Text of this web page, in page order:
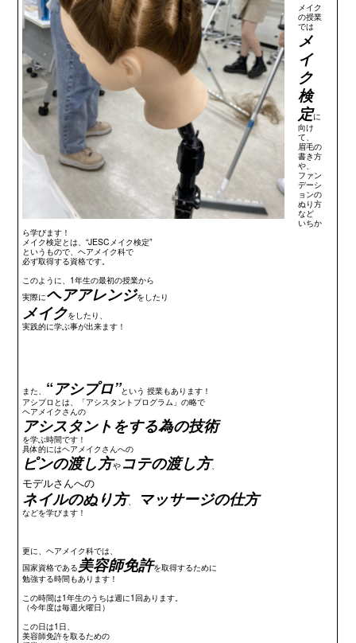
メイク
の授業
では
メ
イ
ク
検
定に
向け
て、
眉毛の
書き方
や、
ファン
デーシ
ョンの
ぬり方
など
いちか
ら学びます！
メイク検定とは、“JESCメイク検定”
というもので、ヘアメイク科で
必ず取得する資格です。
このように、1年生の最初の授業から
実際にヘアアレンジをしたり
メイクをしたり、
実践的に学ぶ事が出来ます！
また、 “アシプロ”という 授業もあります！
アシプロとは、「アシスタントプログラム」の略で
ヘアメイクさんの
アシスタントをする為の技術
を学ぶ時間です！
具体的にはヘアメイクさんへの
ピンの渡し方や コテの渡し方、
モデルさんへの
ネイルのぬり方、 マッサージの仕方
などを学びます！
更に、ヘアメイク科では、
国家資格である 美容師免許を取得するために
勉強する時間もあります！
この時間は1年生のうちは週に1回あります。
（今年度は毎週火曜日）
この日は1日、
美容師免許を取るための